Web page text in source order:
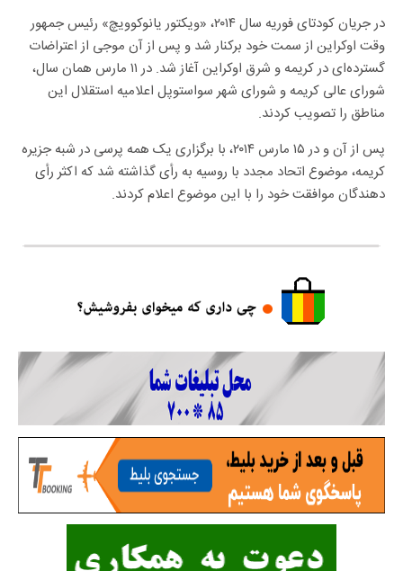
در جریان کودتای فوریه سال ۲۰۱۴، «ویکتور یانوکوویچ» رئیس جمهور
وقت اوکراین از سمت خود برکنار شد و پس از آن موجی از اعتراضات
گسترده‌ای در کریمه و شرق اوکراین آغاز شد. در ۱۱ مارس همان سال،
شورای عالی کریمه و شورای شهر سواستوپل اعلامیه استقلال این
مناطق را تصویب کردند.
پس از آن و در ۱۵ مارس ۲۰۱۴، با برگزاری یک همه پرسی در شبه جزیره
کریمه، موضوع اتحاد مجدد با روسیه به رأی گذاشته شد که اکثر رأی
دهندگان موافقت خود را با این موضوع اعلام کردند.